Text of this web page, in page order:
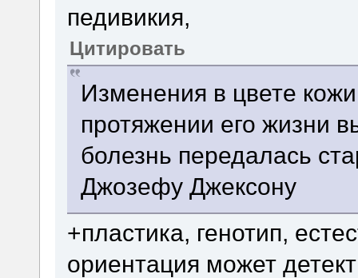
педивикия,
Цитировать
Изменения в цвете
протяжении его жизни
болезнь передалась
Джозефу Джексону
+пластика, генотип,
ориентация может